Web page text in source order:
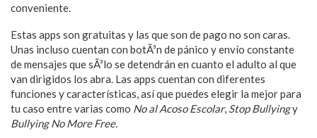
conveniente.
Estas apps son gratuitas y las que son de pago no son caras.
Unas incluso cuentan con botÃ³n de pánico y enví­o constante
de mensajes que sÃ³lo se detendrán en cuanto el adulto al que
van dirigidos los abra. Las apps cuentan con diferentes
funciones y caracterí­sticas, así­ que puedes elegir la mejor para
tu caso entre varias como No al Acoso Escolar, Stop Bullyingy
Bullying No More Free.